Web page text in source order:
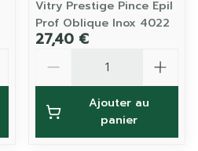
Vitry Prestige Pince Epil
Prof Oblique Inox 4022
27,40 €
Ajouter au
panier